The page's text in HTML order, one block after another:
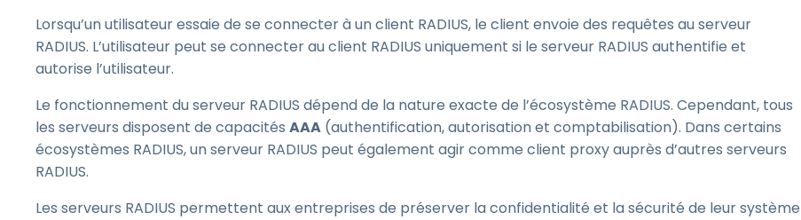
Lorsqu’un utilisateur essaie de se connecter à un client RADIUS, le client envoie des requêtes au serveur
RADIUS. L’utilisateur peut se connecter au client RADIUS uniquement si le serveur RADIUS authentifie et
autorise l’utilisateur.
Le fonctionnement du serveur RADIUS dépend de la nature exacte de l’écosystème RADIUS. Cependant, tous
les serveurs disposent de capacités AAA (authentification, autorisation et comptabilisation). Dans certains
écosystèmes RADIUS, un serveur RADIUS peut également agir comme client proxy auprès d’autres serveurs
RADIUS.
Les serveurs RADIUS permettent aux entreprises de préserver la confidentialité et la sécurité de leur système